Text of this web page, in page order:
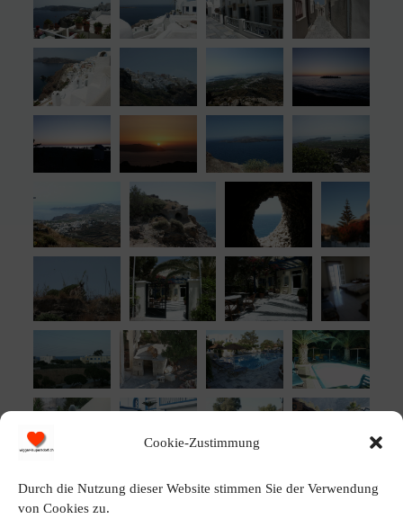
Cookie-Zustimmung
Durch die Nutzung dieser Website stimmen Sie der Verwendung
von Cookies zu.